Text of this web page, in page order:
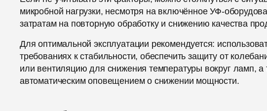
микробной нагрузки, несмотря на включённое УФ-
затратам на повторную обработку и снижению качества
Для оптимальной эксплуатации рекомендуется:
требованиях к стабильности, обеспечить защиту от
или вентиляцию для снижения температуры вокруг ламп, а
автоматическим оповещением о снижении мощности.